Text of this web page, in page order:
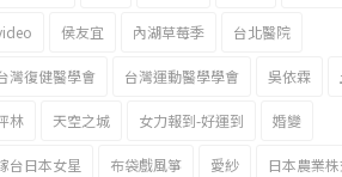
侯友宜 內湖草莓季 台北醫院
灣復健醫學會 台灣運動醫學學會 吳依霖
林 天空之城 女力報到-好運到 婚變
台日本女星 布袋戲風箏 愛紗 日本農業